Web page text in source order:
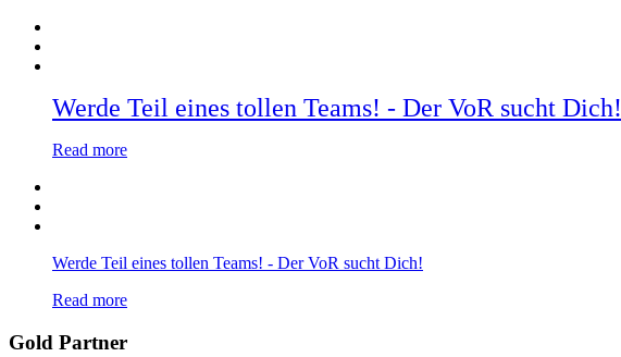
Werde Teil eines tollen Teams! - Der VoR sucht Dich!
Read more
Werde Teil eines tollen Teams! - Der VoR sucht Dich!
Read more
Gold Partner